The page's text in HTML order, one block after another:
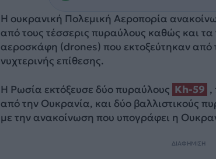
Η ουκρανική Πολεμική Αεροπορία
από τους τέσσερις πυραύλους καθώς και
αεροσκάφη (drones) που εκτοξεύτηκαν από
νυχτερινής επίθεσης.
Η Ρωσία εκτόξευσε δύο πυραύλους Kh-59 ,
από την Ουκρανία, και δύο βαλλιστικούς
με την ανακοίνωση που υπογράφει η
ΔΙΑΦΗΜΙΣΗ